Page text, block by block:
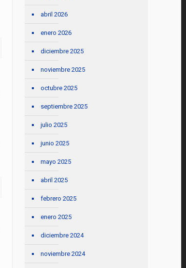
abril 2026
enero 2026
diciembre 2025
noviembre 2025
octubre 2025
septiembre 2025
julio 2025
junio 2025
mayo 2025
abril 2025
febrero 2025
enero 2025
diciembre 2024
noviembre 2024